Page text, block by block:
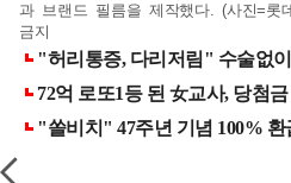
과 브랜드 필름을 제작했다. (사진=
금지